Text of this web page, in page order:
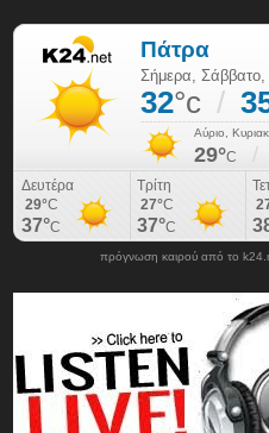
πρόγνωση καιρού από το